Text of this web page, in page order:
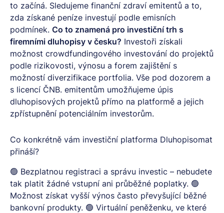
to začíná. Sledujeme finanční zdraví emitentů a to,
zda získané peníze investují podle emisních
podmínek. Co to znamená pro investiční trh s
firemními dluhopisy v česku? Investoři získali
možnost crowdfundingového investování do projektů
podle rizikovosti, výnosu a forem zajištění s
možností diverzifikace portfolia. Vše pod dozorem a
s licencí ČNB. emitentům umožňujeme úpis
dluhopisových projektů přímo na platformě a jejich
zpřístupnění potenciálním investorům.
Co konkrétně vám investiční platforma Dluhopisomat
přináší?
🟢 Bezplatnou registraci a správu investic – nebudete
tak platit žádné vstupní ani průběžné poplatky. 🟢
Možnost získat vyšší výnos často převyšující běžné
bankovní produkty. 🟢 Virtuální peněženku, ve které